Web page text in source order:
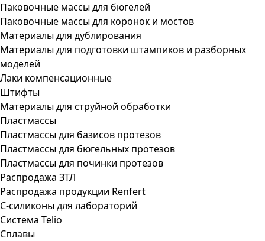
Паковочные массы для бюгелей
Паковочные массы для коронок и мостов
Материалы для дублирования
Материалы для подготовки штампиков и разборных
моделей
Лаки компенсационные
Штифты
Материалы для струйной обработки
Пластмассы
Пластмассы для базисов протезов
Пластмассы для бюгельных протезов
Пластмассы для починки протезов
Распродажа ЗТЛ
Распродажа продукции Renfert
С-силиконы для лабораторий
Система Telio
Сплавы